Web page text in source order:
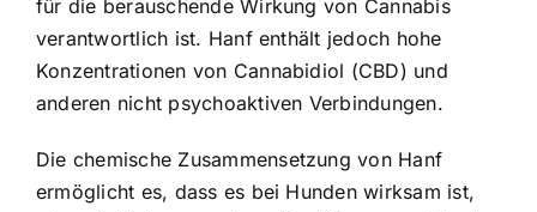
für die berauschende Wirkung von Cannabis
verantwortlich ist. Hanf enthält jedoch hohe
Konzentrationen von Cannabidiol (CBD) und
anderen nicht psychoaktiven Verbindungen.
Die chemische Zusammensetzung von Hanf
ermöglicht es, dass es bei Hunden wirksam ist,